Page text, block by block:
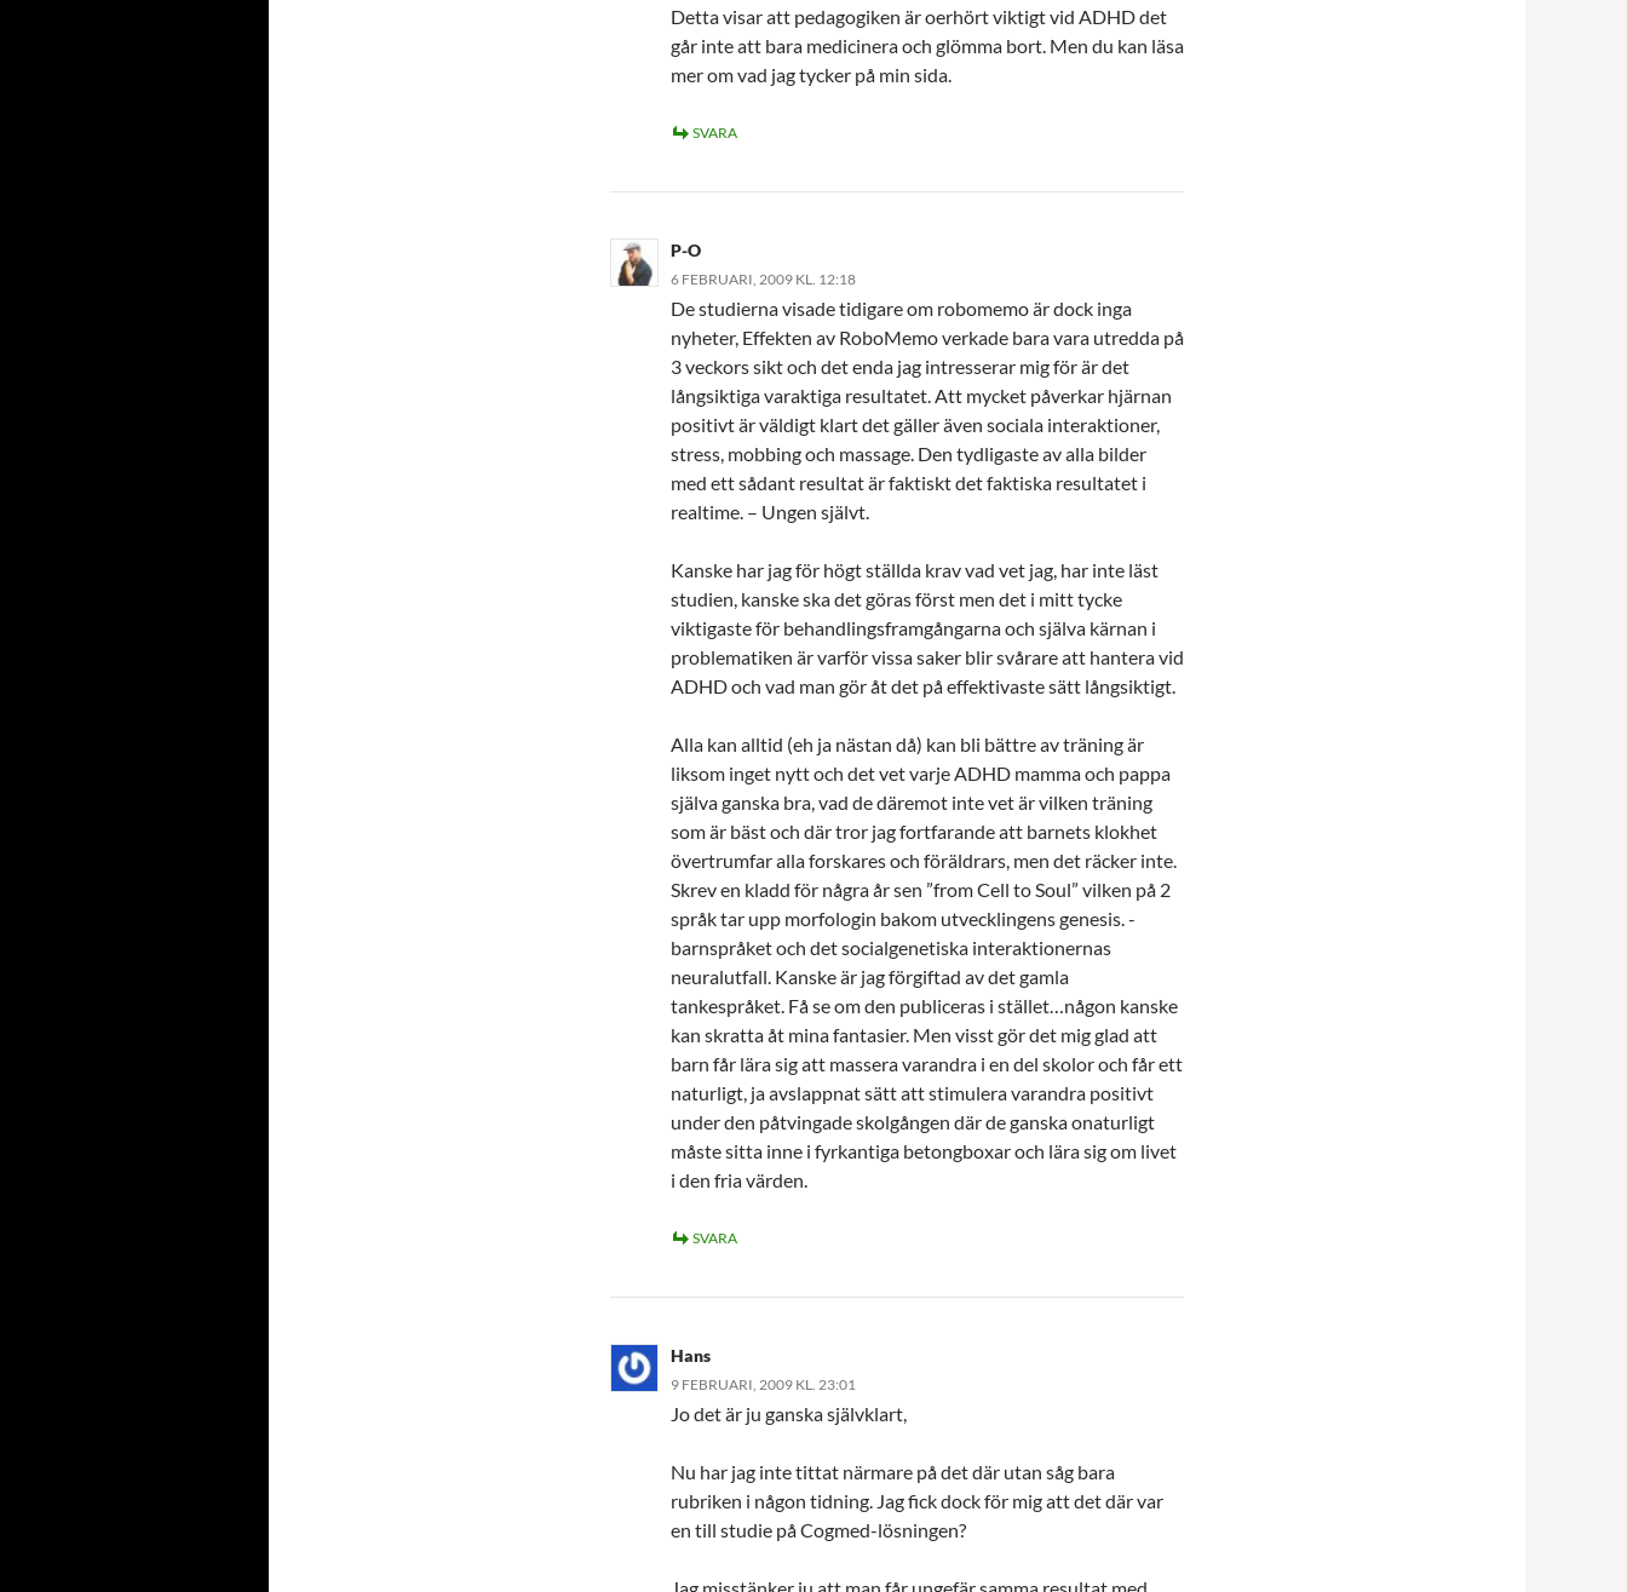
Detta visar att pedagogiken är oerhört viktigt vid ADHD det
går inte att bara medicinera och glömma bort. Men du kan läsa
mer om vad jag tycker på min sida.
SVARA
P-O
6 FEBRUARI, 2009 KL. 12:18
De studierna visade tidigare om robomemo är dock inga
nyheter, Effekten av RoboMemo verkade bara vara utredda på
3 veckors sikt och det enda jag intresserar mig för är det
långsiktiga varaktiga resultatet. Att mycket påverkar hjärnan
positivt är väldigt klart det gäller även sociala interaktioner,
stress, mobbing och massage. Den tydligaste av alla bilder
med ett sådant resultat är faktiskt det faktiska resultatet i
realtime. – Ungen självt.
Kanske har jag för högt ställda krav vad vet jag, har inte läst
studien, kanske ska det göras först men det i mitt tycke
viktigaste för behandlingsframgångarna och själva kärnan i
problematiken är varför vissa saker blir svårare att hantera vid
ADHD och vad man gör åt det på effektivaste sätt långsiktigt.
Alla kan alltid (eh ja nästan då) kan bli bättre av träning är
liksom inget nytt och det vet varje ADHD mamma och pappa
själva ganska bra, vad de däremot inte vet är vilken träning
som är bäst och där tror jag fortfarande att barnets klokhet
övertrumfar alla forskares och föräldrars, men det räcker inte.
Skrev en kladd för några år sen ”from Cell to Soul” vilken på 2
språk tar upp morfologin bakom utvecklingens genesis. -
barnspråket och det socialgenetiska interaktionernas
neuralutfall. Kanske är jag förgiftad av det gamla
tankespråket. Få se om den publiceras i stället…någon kanske
kan skratta åt mina fantasier. Men visst gör det mig glad att
barn får lära sig att massera varandra i en del skolor och får ett
naturligt, ja avslappnat sätt att stimulera varandra positivt
under den påtvingade skolgången där de ganska onaturligt
måste sitta inne i fyrkantiga betongboxar och lära sig om livet
i den fria värden.
SVARA
Hans
9 FEBRUARI, 2009 KL. 23:01
Jo det är ju ganska självklart,
Nu har jag inte tittat närmare på det där utan såg bara
rubriken i någon tidning. Jag fick dock för mig att det där var
en till studie på Cogmed-lösningen?